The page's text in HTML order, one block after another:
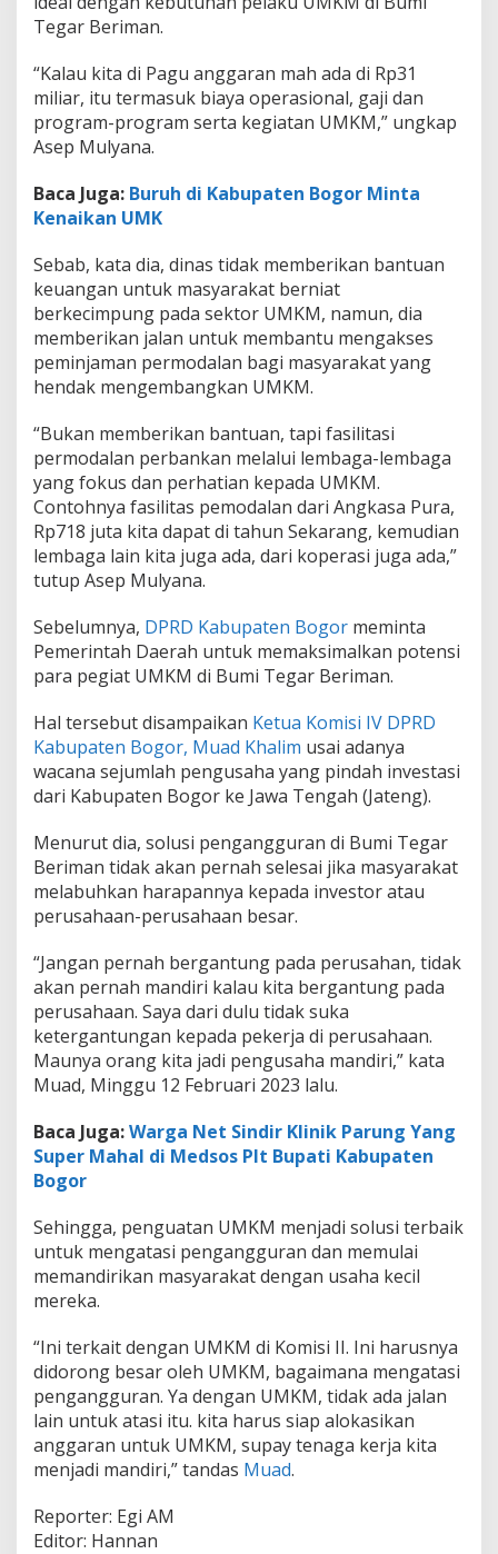
Tegar Beriman.
“Kalau kita di Pagu anggaran mah ada di Rp31
miliar, itu termasuk biaya operasional, gaji dan
program-program serta kegiatan UMKM,” ungkap
Asep Mulyana.
Baca Juga: Buruh di Kabupaten Bogor Minta
Kenaikan UMK
Sebab, kata dia, dinas tidak memberikan bantuan
keuangan untuk masyarakat berniat
berkecimpung pada sektor UMKM, namun, dia
memberikan jalan untuk membantu mengakses
peminjaman permodalan bagi masyarakat yang
hendak mengembangkan UMKM.
“Bukan memberikan bantuan, tapi fasilitasi
permodalan perbankan melalui lembaga-lembaga
yang fokus dan perhatian kepada UMKM.
Contohnya fasilitas pemodalan dari Angkasa Pura,
Rp718 juta kita dapat di tahun Sekarang, kemudian
lembaga lain kita juga ada, dari koperasi juga ada,”
tutup Asep Mulyana.
Sebelumnya, DPRD Kabupaten Bogor meminta
Pemerintah Daerah untuk memaksimalkan potensi
para pegiat UMKM di Bumi Tegar Beriman.
Hal tersebut disampaikan Ketua Komisi IV DPRD
Kabupaten Bogor, Muad Khalim usai adanya
wacana sejumlah pengusaha yang pindah investasi
dari Kabupaten Bogor ke Jawa Tengah (Jateng).
Menurut dia, solusi pengangguran di Bumi Tegar
Beriman tidak akan pernah selesai jika masyarakat
melabuhkan harapannya kepada investor atau
perusahaan-perusahaan besar.
“Jangan pernah bergantung pada perusahan, tidak
akan pernah mandiri kalau kita bergantung pada
perusahaan. Saya dari dulu tidak suka
ketergantungan kepada pekerja di perusahaan.
Maunya orang kita jadi pengusaha mandiri,” kata
Muad, Minggu 12 Februari 2023 lalu.
Baca Juga:Warga Net Sindir Klinik Parung Yang
Super Mahal di Medsos Plt Bupati Kabupaten
Bogor
Sehingga, penguatan UMKM menjadi solusi terbaik
untuk mengatasi pengangguran dan memulai
memandirikan masyarakat dengan usaha kecil
mereka.
“Ini terkait dengan UMKM di Komisi II. Ini harusnya
didorong besar oleh UMKM, bagaimana mengatasi
pengangguran. Ya dengan UMKM, tidak ada jalan
lain untuk atasi itu. kita harus siap alokasikan
anggaran untuk UMKM, supay tenaga kerja kita
menjadi mandiri,” tandas Muad.
Reporter: Egi AM
Editor: Hannan